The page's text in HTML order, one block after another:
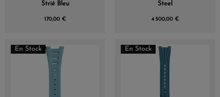
Strié Bleu
170,00 €
Steel
4 500,00 €
En Stock En Stock